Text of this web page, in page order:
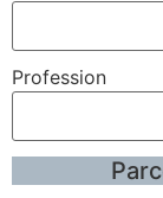
Profession